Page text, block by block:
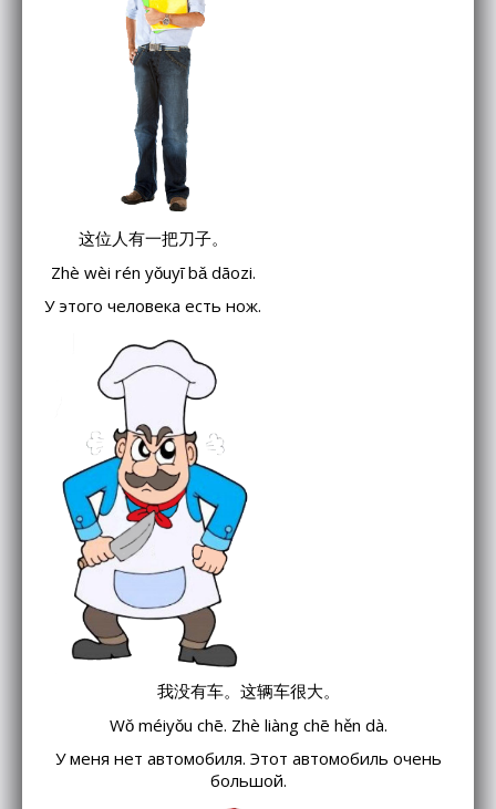
这位人有一把刀子。
Zhè wèi rén yǒuyī bǎ dāozi.
У этого человека есть нож.
我没有车。这辆车很大。
Wǒ méiyǒu chē. Zhè liàng chē hěn dà.
У меня нет автомобиля. Этот автомобиль очень
большой.